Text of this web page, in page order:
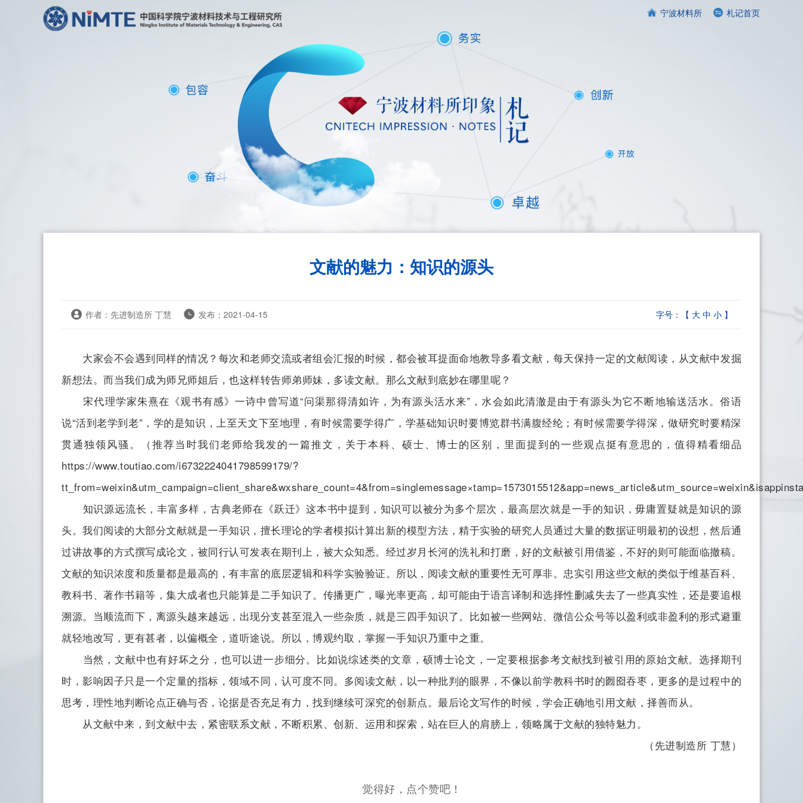
宁波材料所 札记首页
文献的魅力：知识的源头
作者：先进制造所 丁慧 发布：2021-04-15 字号：【 大 中 小 】
大家会不会遇到同样的情况？每次和老师交流或者组会汇报的时候，都会被耳提面命地教导多看文献，每天保持一定的文献阅读，从文献中发掘
新想法。而当我们成为师兄师姐后，也这样转告师弟师妹，多读文献。那么文献到底妙在哪里呢？
宋代理学家朱熹在《观书有感》一诗中曾写道“问渠那得清如许，为有源头活水来”，水会如此清澈是由于有源头为它不断地输送活水。俗语
说“活到老学到老”，学的是知识，上至天文下至地理，有时候需要学得广，学基础知识时要博览群书满腹经纶；有时候需要学得深，做研究时要精深
贯通独领风骚。（推荐当时我们老师给我发的一篇推文，关于本科、硕士、博士的区别，里面提到的一些观点挺有意思的，值得精看细品
https://www.toutiao.com/i6732224041798599179/?
知识源远流长，丰富多样，古典老师在《跃迁》这本书中提到，知识可以被分为多个层次，最高层次就是一手的知识，毋庸置疑就是知识的源
头。我们阅读的大部分文献就是一手知识，擅长理论的学者模拟计算出新的模型方法，精于实验的研究人员通过大量的数据证明最初的设想，然后通
过讲故事的方式撰写成论文，被同行认可发表在期刊上，被大众知悉。经过岁月长河的洗礼和打磨，好的文献被引用借鉴，不好的则可能面临撤稿。
文献的知识浓度和质量都是最高的，有丰富的底层逻辑和科学实验验证。所以，阅读文献的重要性无可厚非。忠实引用这些文献的类似于维基百科、
教科书、著作书籍等，集大成者也只能算是二手知识了。传播更广，曝光率更高，却可能由于语言译制和选择性删减失去了一些真实性，还是要追根
溯源。当顺流而下，离源头越来越远，出现分支甚至混入一些杂质，就是三四手知识了。比如被一些网站、微信公众号等以盈利或非盈利的形式避重
就轻地改写，更有甚者，以偏概全，道听途说。所以，博观约取，掌握一手知识乃重中之重。
当然，文献中也有好坏之分，也可以进一步细分。比如说综述类的文章，硕博士论文，一定要根据参考文献找到被引用的原始文献。选择期刊
时，影响因子只是一个定量的指标，领域不同，认可度不同。多阅读文献，以一种批判的眼界，不像以前学教科书时的囫囵吞枣，更多的是过程中的
思考，理性地判断论点正确与否，论据是否充足有力，找到继续可深究的创新点。最后论文写作的时候，学会正确地引用文献，择善而从。
从文献中来，到文献中去，紧密联系文献，不断积累、创新、运用和探索，站在巨人的肩膀上，领略属于文献的独特魅力。
（先进制造所 丁慧）
觉得好，点个赞吧！